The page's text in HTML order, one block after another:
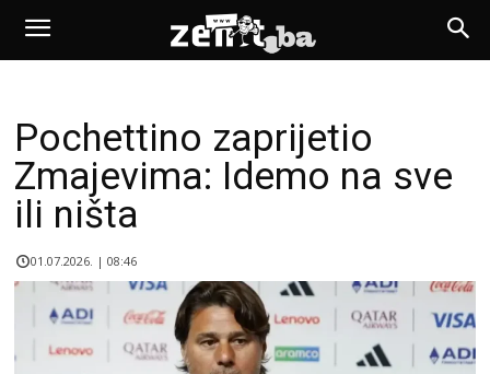
Pochettino zaprijetio
Zmajevima: Idemo na sve
ili ništa
01.07.2026. | 08:46